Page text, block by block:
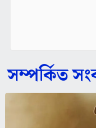
সম্পর্কিত